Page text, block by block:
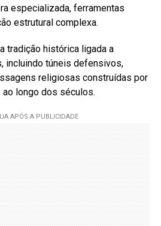
especializada, ferramentas
estrutural complexa.
tradição histórica ligada a
incluindo túneis defensivos,
religiosas construídas por
longo dos séculos.